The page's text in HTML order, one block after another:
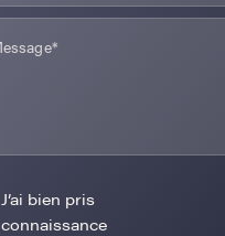
J’ai bien pris
connaissance